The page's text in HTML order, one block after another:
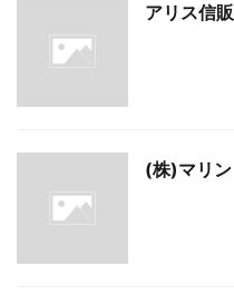
アリス信販
(株)マリン